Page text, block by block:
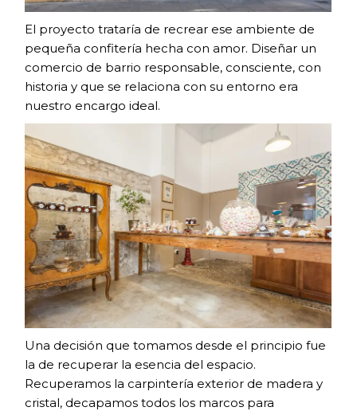
El proyecto trataría de recrear ese ambiente de
pequeña confitería hecha con amor. Diseñar un
comercio de barrio responsable, consciente, con
historia y que se relaciona con su entorno era
nuestro encargo ideal.
Una decisión que tomamos desde el principio fue
la de recuperar la esencia del espacio.
Recuperamos la carpintería exterior de madera y
cristal, decapamos todos los marcos para